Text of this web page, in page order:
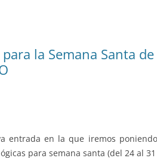
la Semana Santa
entrada en la que iremos
para semana santa (del 24 al